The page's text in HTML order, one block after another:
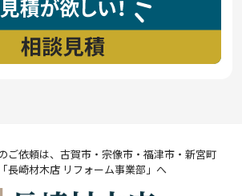
ご依頼は、古賀市・宗像市・福津市・新宮町
長崎材木店 リフォーム事業部」へ